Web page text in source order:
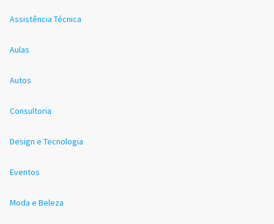
Assistência Técnica
Aulas
Autos
Consultoria
Design e Tecnologia
Eventos
Moda e Beleza